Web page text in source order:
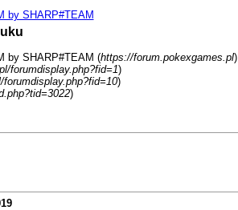
by SHARP#TEAM (https://forum.pokexgames.pl)
forumdisplay.php?fid=1)
)
)